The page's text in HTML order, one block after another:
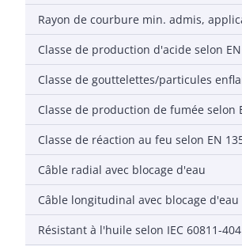
Câble radial avec blocage d'eau
Câble longitudinal avec blocage d'eau
Résistant à l'huile selon IEC 60811-404